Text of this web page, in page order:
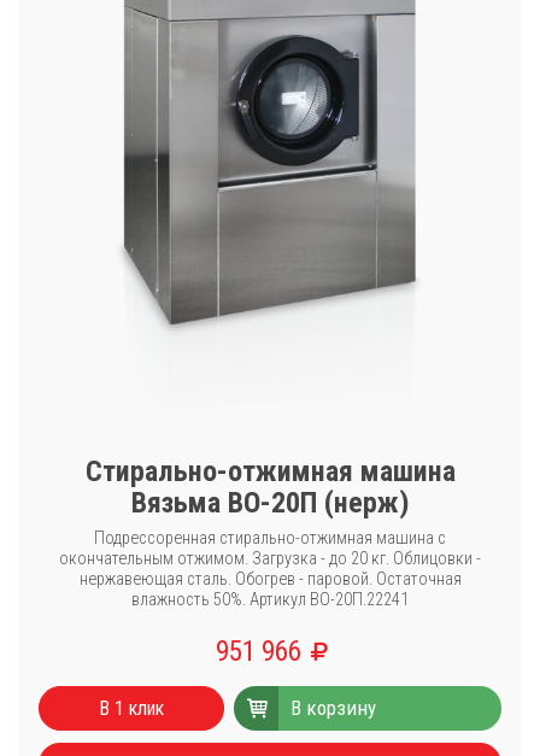
Стирально-отжимная машина
Вязьма ВО-20П (нерж)
Подрессоренная стирально-отжимная машина с
окончательным отжимом. Загрузка - до 20 кг. Облицовки -
нержавеющая сталь. Обогрев - паровой. Остаточная
влажность 50%. Артикул ВО-20П.22241
951 966
В 1 клик В корзину
Стиральные машины
Сушильные машины